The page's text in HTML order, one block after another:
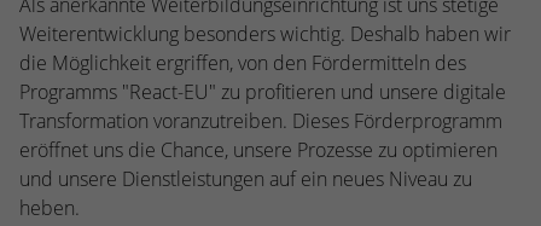
Weiterentwicklung besonders wichtig. Deshalb haben wir
die Möglichkeit ergriffen, von den Fördermitteln des
Programms "React-EU" zu profitieren und unsere digitale
Transformation voranzutreiben. Dieses Förderprogramm
eröffnet uns die Chance, unsere Prozesse zu optimieren
und unsere Dienstleistungen auf ein neues Niveau zu
heben.
Name cookie_optin
Anbieter TYPO3
Laufzeit 1 Jahr
Zweck
Cookie-Informationen anzeigen
Statistiken
Diese Gruppe beinhaltet alle Skripte für analytisches Tracking
und zugehörige Cookies. Es hilft uns die Nutzererfahrung der
Website zu verbessern.